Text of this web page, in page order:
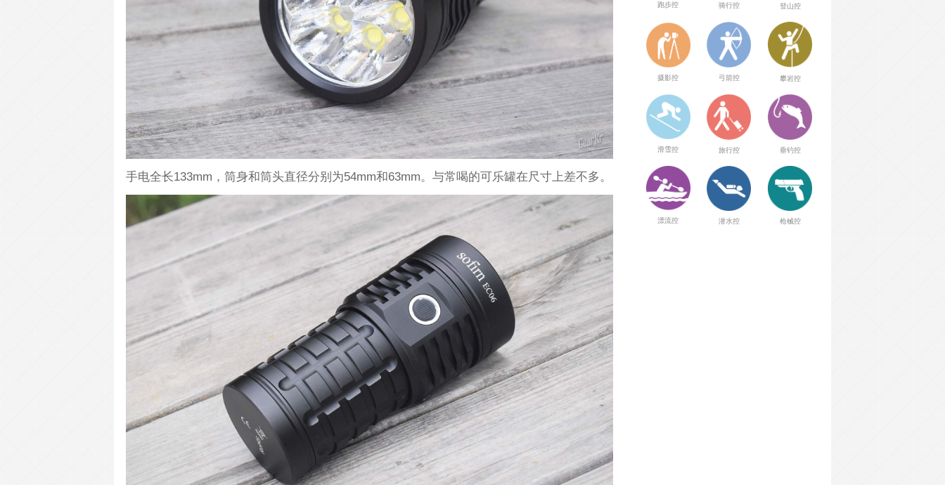
手电全长133mm，筒身和筒头直径分别为54mm和63mm。与常喝的可乐罐在尺寸上差不多。
跑步控 骑行控 登山控
摄影控 弓箭控 攀岩控
滑雪控 旅行控 垂钓控
漂流控 潜水控 枪械控